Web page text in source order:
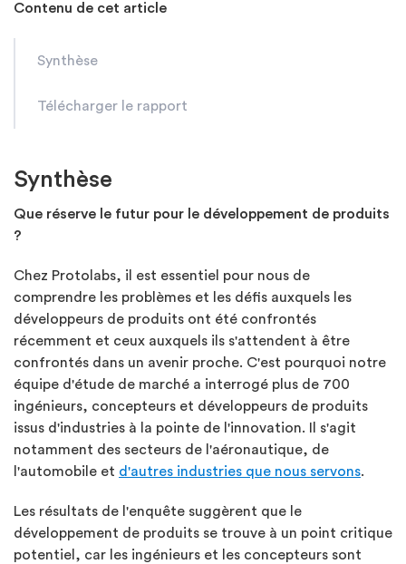
Contenu de cet article
Synthèse
Télécharger le rapport
Synthèse
Que réserve le futur pour le développement de produits
?
Chez Protolabs, il est essentiel pour nous de
comprendre les problèmes et les défis auxquels les
développeurs de produits ont été confrontés
récemment et ceux auxquels ils s'attendent à être
confrontés dans un avenir proche. C'est pourquoi notre
équipe d'étude de marché a interrogé plus de 700
ingénieurs, concepteurs et développeurs de produits
issus d'industries à la pointe de l'innovation. Il s'agit
notamment des secteurs de l'aéronautique, de
l'automobile et d'autres industries que nous servons.
Les résultats de l'enquête suggèrent que le
développement de produits se trouve à un point critique
potentiel, car les ingénieurs et les concepteurs sont